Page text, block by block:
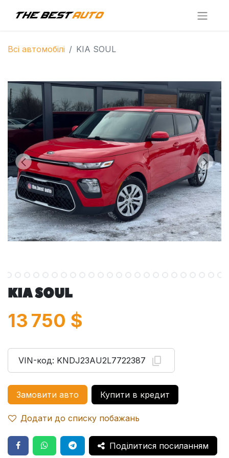
Всі автомобілі KIA SOUL
KIA SOUL
13 750 $
VIN-код: KNDJ23AU2L7722387
Замовити авто Купити в кредит
Додати до списку побажань
Поділитися посиланням